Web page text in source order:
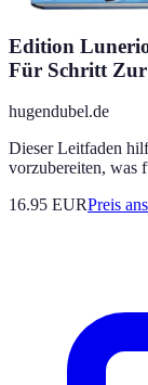
Edition
Für Schritt
hugendubel.de
Dieser Leitfaden
vorzubereiten, was
16.95 EURPreis